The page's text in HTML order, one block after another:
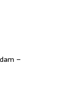
–